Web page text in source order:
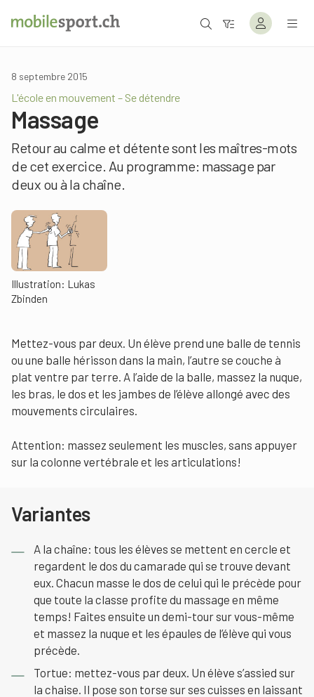
8 septembre 2015
L'école en mouvement – Se détendre
Massage
Retour au calme et détente sont les maîtres-mots
de cet exercice. Au programme: massage par
deux ou à la chaîne.
Illustration: Lukas
Zbinden
Mettez-vous par deux. Un élève prend une balle de tennis
ou une balle hérisson dans la main, l’autre se couche à
plat ventre par terre. A l’aide de la balle, massez la nuque,
les bras, le dos et les jambes de l’élève allongé avec des
mouvements circulaires.
Attention: massez seulement les muscles, sans appuyer
sur la colonne vertébrale et les articulations!
Variantes
A la chaîne: tous les élèves se mettent en cercle et
regardent le dos du camarade qui se trouve devant
eux. Chacun masse le dos de celui qui le précède pour
que toute la classe profite du massage en même
temps! Faites ensuite un demi-tour sur vous-même
et massez la nuque et les épaules de l’élève qui vous
précède.
Tortue: mettez-vous par deux. Un élève s’assied sur
la chaise. Il pose son torse sur ses cuisses en laissant